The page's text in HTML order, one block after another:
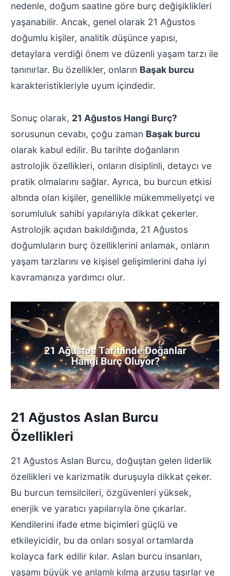
nedenle, doğum saatine göre burç değişiklikleri
yaşanabilir. Ancak, genel olarak 21 Ağustos
doğumlu kişiler, analitik düşünce yapısı,
detaylara verdiği önem ve düzenli yaşam tarzı ile
tanınırlar. Bu özellikler, onların Başak burcu
karakteristikleriyle uyum içindedir.
Sonuç olarak, 21 Ağustos Hangi Burç?
sorusunun cevabı, çoğu zaman Başak burcu
olarak kabul edilir. Bu tarihte doğanların
astrolojik özellikleri, onların disiplinli, detaycı ve
pratik olmalarını sağlar. Ayrıca, bu burcun etkisi
altında olan kişiler, genellikle mükemmeliyetçi ve
sorumluluk sahibi yapılarıyla dikkat çekerler.
Astrolojik açıdan bakıldığında, 21 Ağustos
doğumluların burç özelliklerini anlamak, onların
yaşam tarzlarını ve kişisel gelişimlerini daha iyi
kavramanıza yardımcı olur.
21 Ağustos Aslan Burcu
Özellikleri
21 Ağustos Aslan Burcu, doğuştan gelen liderlik
özellikleri ve karizmatik duruşuyla dikkat çeker.
Bu burcun temsilcileri, özgüvenleri yüksek,
enerjik ve yaratıcı yapılarıyla öne çıkarlar.
Kendilerini ifade etme biçimleri güçlü ve
etkileyicidir, bu da onları sosyal ortamlarda
kolayca fark edilir kılar. Aslan burcu insanları,
yaşamı büyük ve anlamlı kılma arzusu taşırlar ve